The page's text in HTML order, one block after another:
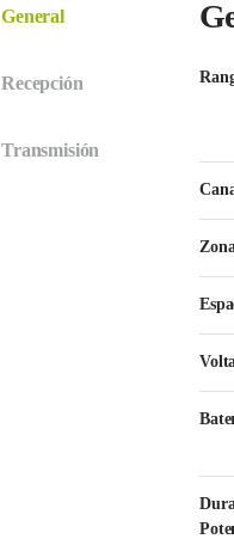
General
Recepción
Transmisión